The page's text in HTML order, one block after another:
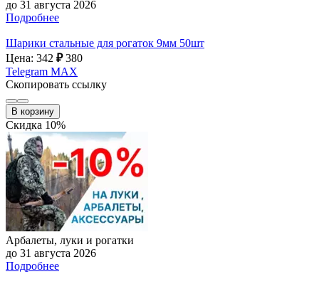
до 31 августа 2026
Подробнее
Шарики стальные для рогаток 9мм 50шт
Цена: 342 ₽ 380
Telegram MAX
Скопировать ссылку
В корзину
Скидка 10%
Арбалеты, луки и рогатки
до 31 августа 2026
Подробнее